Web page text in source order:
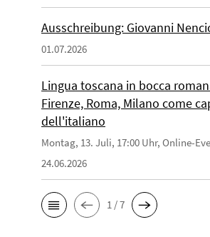
Ausschreibung: Giovanni
01.07.2026
Lingua toscana in bocca
Firenze, Roma, Milano come
dell'italiano
Montag, 13. Juli, 17:00 Uhr, Online-
24.06.2026
1 / 7